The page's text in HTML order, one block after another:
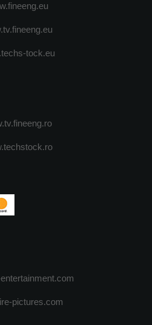
tock.eu
pictures.com